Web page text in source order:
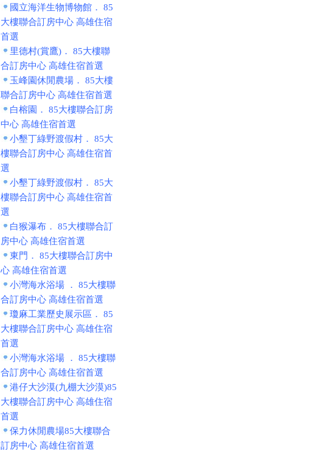
國立海洋生物博物館． 85
大樓聯合訂房中心 高雄住宿
首選
里德村(賞鷹)． 85大樓聯
合訂房中心 高雄住宿首選
玉峰園休閒農場． 85大樓
聯合訂房中心 高雄住宿首選
白榕園． 85大樓聯合訂房
中心 高雄住宿首選
小墾丁綠野渡假村． 85大
樓聯合訂房中心 高雄住宿首
選
小墾丁綠野渡假村． 85大
樓聯合訂房中心 高雄住宿首
選
白猴瀑布． 85大樓聯合訂
房中心 高雄住宿首選
東門． 85大樓聯合訂房中
心 高雄住宿首選
小灣海水浴場 ． 85大樓聯
合訂房中心 高雄住宿首選
瓊麻工業歷史展示區． 85
大樓聯合訂房中心 高雄住宿
首選
小灣海水浴場 ． 85大樓聯
合訂房中心 高雄住宿首選
港仔大沙漠(九棚大沙漠)85
大樓聯合訂房中心 高雄住宿
首選
保力休閒農場85大樓聯合
訂房中心 高雄住宿首選